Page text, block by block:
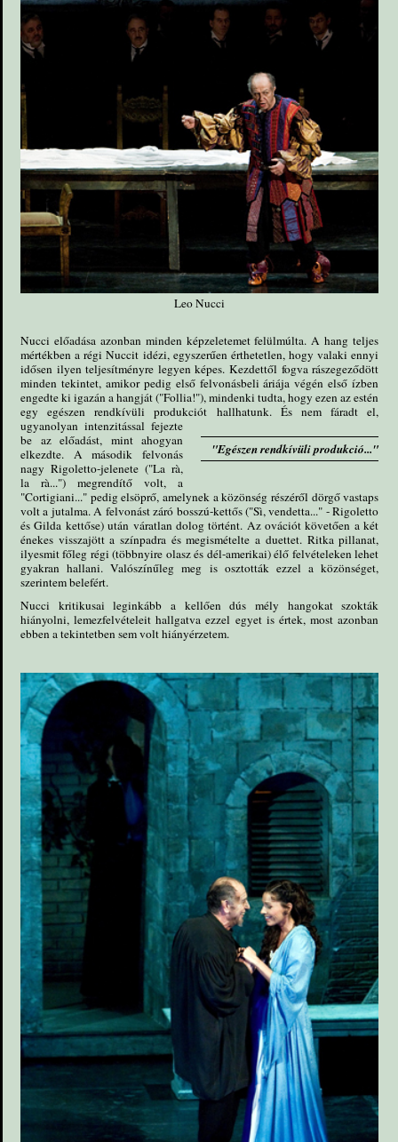
Leo Nucci
Nucci előadása azonban minden képzeletemet felülmúlta. A hang teljes
mértékben a régi Nuccit idézi, egyszerűen érthetetlen, hogy valaki ennyi
idősen ilyen teljesítményre legyen képes. Kezdettől fogva rászegeződött
minden tekintet, amikor pedig első felvonásbeli áriája végén első ízben
engedte ki igazán a hangját ("Follia!"), mindenki tudta, hogy ezen az estén
egy egészen rendkívüli produkciót hallhatunk.
"Egészen rendkívüli produkció..."
És nem fáradt el,
ugyanolyan intenzitással fejezte
be az előadást, mint ahogyan
elkezdte. A második felvonás
nagy Rigoletto-jelenete ("La rà,
la rà...") megrendítő volt, a
"Cortigiani..." pedig elsöprő, amelynek a közönség részéről dörgő vastaps
volt a jutalma. A felvonást záró bosszú-kettős ("Sì, vendetta..." - Rigoletto
és Gilda kettőse) után váratlan dolog történt. Az ovációt követően a két
énekes visszajött a színpadra és megismételte a duettet. Ritka pillanat,
ilyesmit főleg régi (többnyire olasz és dél-amerikai) élő felvételeken lehet
gyakran hallani. Valószínűleg meg is osztották ezzel a közönséget,
szerintem belefért.
Nucci kritikusai leginkább a kellően dús mély hangokat szokták
hiányolni, lemezfelvételeit hallgatva ezzel egyet is értek, most azonban
ebben a tekintetben sem volt hiányérzetem.